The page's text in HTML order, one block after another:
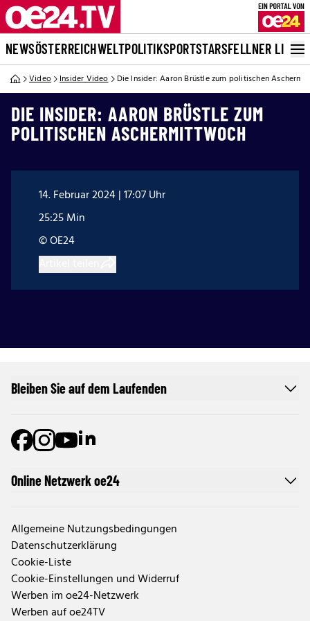
NEWSÖSTERREICHWELTPOLITIKSPORTSTARSFELLNER LIVE
Video Insider Video Die Insider: Aaron Brüstle zum politischen
DIE INSIDER: AARON BRÜSTLE ZUM
POLITISCHEN ASCHERMITTWOCH
14. Februar 2024 | 17:07 Uhr
25:25 Min
© OE24
Online Netzwerk oe24
Allgemeine Nutzungsbedingungen
Datenschutzerklärung
Cookie-Liste
Cookie-Einstellungen und Widerruf
Werben im oe24-Netzwerk
Werben auf oe24TV
Bleiben Sie auf dem Laufenden